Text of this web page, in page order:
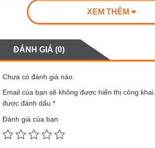
XEM THÊM
ĐÁNH GIÁ (0)
Chưa có đánh giá nào.
Email của bạn sẽ không được hiển thị công khai.
được đánh dấu *
Đánh giá của bạn